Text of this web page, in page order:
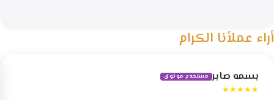
أراء عملأنا الكرام
بسمه صابر مستخدم موثوق
★★★★★